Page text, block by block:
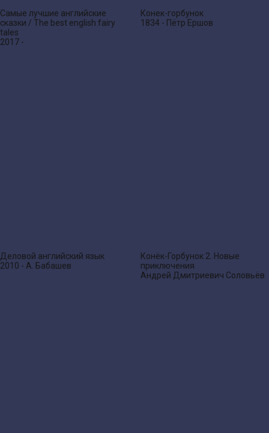
Самые лучшие английские
сказки / The best english fairy
tales
2017 -
Конек-горбунок
1834 - Пётр Ершов
Деловой английский язык
2010 - А. Бабашев
Конёк-Горбунок 2. Новые
приключения
Андрей Дмитриевич Соловьёв